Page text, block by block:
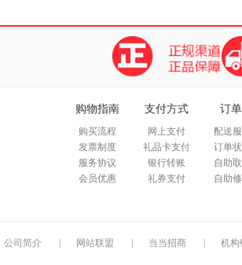
购物指南
购买流程
发票制度
服务协议
会员优惠
支付方式
网上支付
礼品卡支付
银行转账
礼券支付
订
配送
订单
自助
自助
公司简介 网站联盟 当当招商 机构